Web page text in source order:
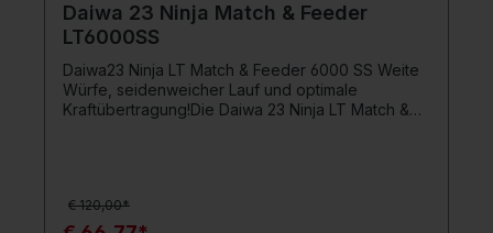
Daiwa 23 Ninja Match & Feeder
LT6000SS
Daiwa23 Ninja LT Match & Feeder 6000 SS Weite
Würfe, seidenweicher Lauf und optimale
Kraftübertragung!Die Daiwa 23 Ninja LT Match &
Angeltechnologie.Der Airdrive Rotor ist ein wahres
Leichtgewicht und reduziert das Gewicht im
€ 120,00*